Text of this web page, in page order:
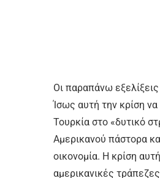
Οι παραπάνω
Ίσως αυτή την κρίση
Τουρκία στο «δυτικό
Αμερικανού πάστορα
οικονομία. Η κρίση
αμερικανικές